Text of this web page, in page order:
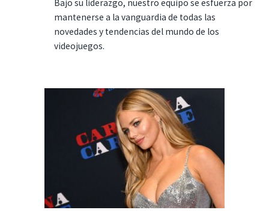
Bajo su liderazgo, nuestro equipo se esfuerza por
mantenerse a la vanguardia de todas las
novedades y tendencias del mundo de los
videojuegos.